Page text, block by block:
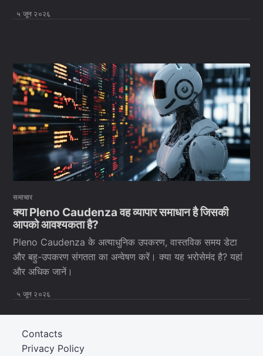
५ जून २०२६
समाचार
क्या Pleno Caudenza वह व्यापार समाधान है जिसकी
आपको आवश्यकता है?
Pleno Caudenza के अत्याधुनिक उपकरण, वास्तविक समय डेटा
और बहु-उपकरण संगतता का अन्वेषण करें। क्या यह भरोसेमंद है? यहां
और अधिक जानें।
५ जून २०२६
Privacy Policy
Contacts